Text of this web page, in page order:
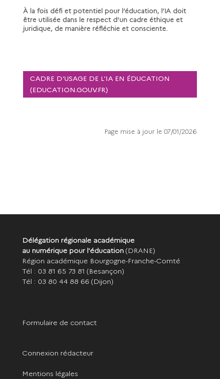
À la fois défi et potentiel pour l’éducation, l’IA doit
être utilisée dans le respect d’un cadre éthique et
juridique, de manière réfléchie et consciente.
CADRE D'USAGE DE L'IA EN ÉDUCATION
(EDUCATION.GOUV.FR)
Page mise à jour le 07/01/2026
Délégation régionale académique
au numérique pour l'éducation(DRANE)
Région académique Bourgogne-Franche-Comté
Tél : 03 81 65 73 81 (Besançon)
Tél : 03 80 44 88 66 (Dijon)
Formulaire de contact
Connexion rédacteur
Mentions légales